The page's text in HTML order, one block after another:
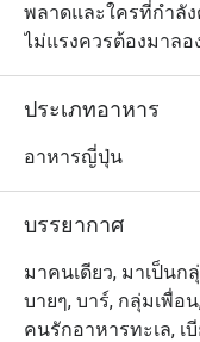
พลาดและใครที่กำลั
ไม่แรงควรต้องมาล
สาทร 1 ใกล้กับโรง
ครบครันสมคำร่ำลือ
หน้าตาสวยงาม ไปจน
ประเภทอาหาร
อาหารญี่ปุ่น
บรรยากาศ
มาคนเดียว, มาเป็นก
บายๆ, บาร์, กลุ่มเพื่อ
คนรักอาหารทะเล, เ